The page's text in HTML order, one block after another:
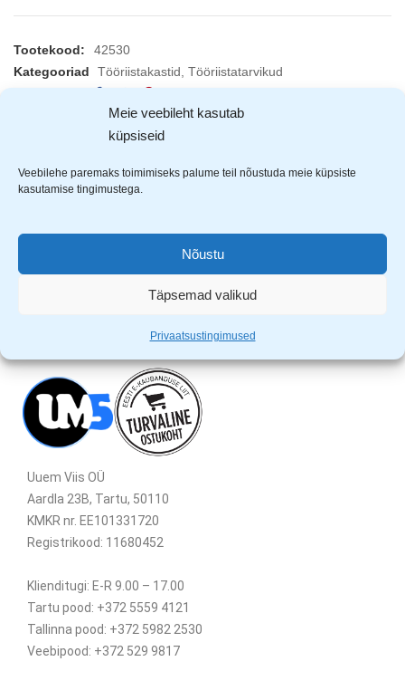
Meie veebileht kasutab
küpsiseid
Veebilehe paremaks toimimiseks palume teil nõustuda meie küpsiste
kasutamise tingimustega.
Nõustu
Täpsemad valikud
Privaatsustingimused
Tootekood:
42530
Kategooriad
Tööriistakastid Tööriistatarvikud
5029594425308
KIRJELDUS ARVUSTUSED (0) TOOTJAD (1)
Uuem Viis OÜ
Aardla 23B, Tartu, 50110
KMKR nr. EE101331720
Registrikood: 11680452
Klienditugi: E-R 9.00 – 17.00
Tartu pood: +372 5559 4121
Tallinna pood: +372 5982 2530
Veebipood: +372 529 9817